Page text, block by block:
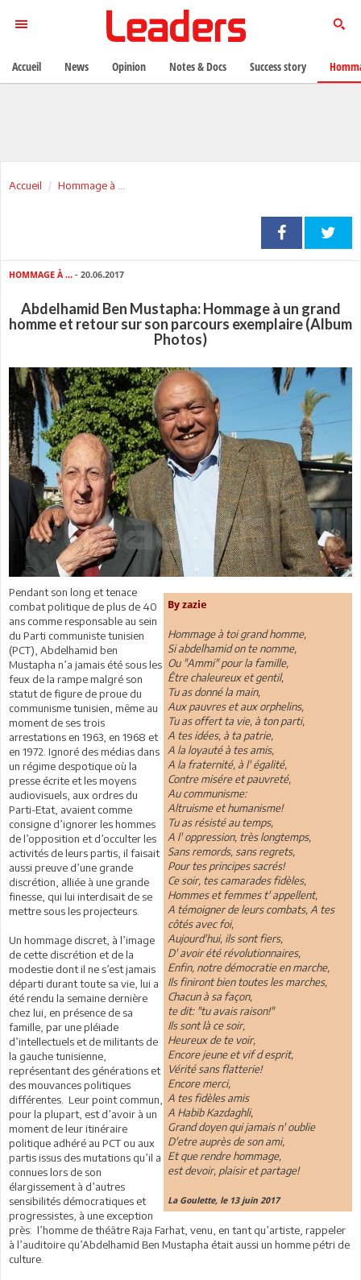
Accueil Hommage à ...
HOMMAGE À ... - 20.06.2017
Abdelhamid Ben Mustapha: Hommage à un grand
homme et retour sur son parcours exemplaire (Album
Photos)
By zazie
Hommage à toi grand homme,
Si abdelhamid on te nomme,
Ou "Ammi" pour la famille,
Être chaleureux et gentil,
Tu as donné la main,
Aux pauvres et aux orphelins,
Tu as offert ta vie, à ton parti,
A tes idées, à ta patrie,
A la loyauté à tes amis,
A la fraternité, à l' égalité,
Contre misére et pauvreté,
Au communisme:
Altruisme et humanisme!
Tu as résisté au temps,
A l' oppression, très longtemps,
Sans remords, sans regrets,
Pour tes principes sacrés!
Ce soir, tes camarades fidèles,
Hommes et femmes t' appellent,
A témoigner de leurs combats, A tes
côtés avec foi,
Aujourd'hui, ils sont fiers,
D' avoir été révolutionnaires,
Enfin, notre démocratie en marche,
Ils finiront bien toutes les marches,
Chacun à sa façon,
te dit: "tu avais raison!"
Ils sont là ce soir,
Heureux de te voir,
Encore jeune et vif d esprit,
Vérité sans flatterie!
Encore merci,
A tes fidèles amis
A Habib Kazdaghli,
Grand doyen qui jamais n' oublie
D'etre auprès de son ami,
Et que rendre hommage,
est devoir, plaisir et partage!
La Goulette, le 13 juin 2017
Pendant son long et tenace
combat politique de plus de 40
ans comme responsable au sein
du Parti communiste tunisien
(PCT), Abdelhamid ben
Mustapha n’a jamais été sous les
feux de la rampe malgré son
statut de figure de proue du
communisme tunisien, même au
moment de ses trois
arrestations en 1963, en 1968 et
en 1972. Ignoré des médias dans
un régime despotique où la
presse écrite et les moyens
audiovisuels, aux ordres du
Parti-Etat, avaient comme
consigne d’ignorer les hommes
de l’opposition et d’occulter les
activités de leurs partis, il faisait
aussi preuve d’une grande
discrétion, alliée à une grande
finesse, qui lui interdisait de se
mettre sous les projecteurs.
Un hommage discret, à l’image
de cette discrétion et de la
modestie dont il ne s’est jamais
départi durant toute sa vie, lui a
été rendu la semaine dernière
chez lui, en présence de sa
famille, par une pléiade
d’intellectuels et de militants de
la gauche tunisienne,
représentant des générations et
des mouvances politiques
différentes. Leur point commun,
pour la plupart, est d’avoir à un
moment de leur itinéraire
politique adhéré au PCT ou aux
partis issus des mutations qu’il a
connues lors de son
élargissement à d’autres
sensibilités démocratiques et
progressistes, à une exception
près: l’homme de théâtre Raja Farhat, venu, en tant qu’artiste, rappeler
à l’auditoire qu’Abdelhamid Ben Mustapha était aussi un homme pétri de
culture.
Accueil News Opinion Notes & Docs Success story